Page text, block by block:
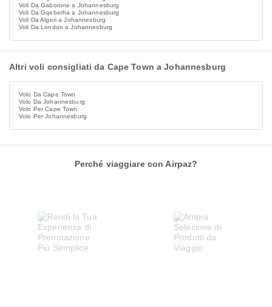
Voli Da Gaborone a Johannesburg
Voli Da Gqeberha a Johannesburg
Voli Da Algeri a Johannesburg
Voli Da London a Johannesburg
Altri voli consigliati da Cape Town a Johannesburg
Volo Da Cape Town
Volo Da Johannesburg
Volo Per Cape Town
Volo Per Johannesburg
Perché viaggiare con Airpaz?